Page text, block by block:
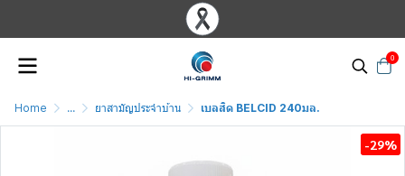
0
Home ... ยาสามัญประจำบ้าน เบลสิด BELCID 240มล.
-29%